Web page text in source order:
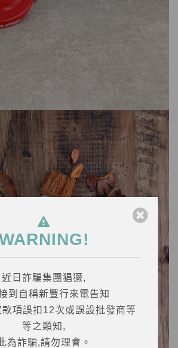
近日詐騙集團猖獗,
到自稱新豐行來電告知
款項誤扣12次或誤設批發商等
等之類知,
為詐騙,請勿理會。